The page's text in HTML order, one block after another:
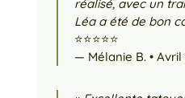
réalisé, avec un
Léa a été de bon
⭐⭐⭐⭐⭐
— Mélanie B. • Avril